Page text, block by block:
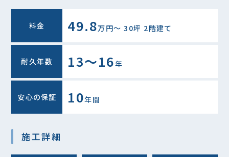
料金 49.8万円〜 30坪 2階建て
耐久年数 13～16年
安心の保証 10年間
施工詳細